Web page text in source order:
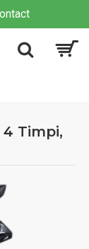
4 Timpi,